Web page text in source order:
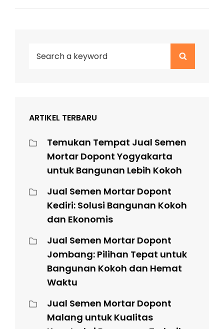
ARTIKEL TERBARU
Temukan Tempat Jual Semen
Mortar Dopont Yogyakarta
untuk Bangunan Lebih Kokoh
Jual Semen Mortar Dopont
Kediri: Solusi Bangunan Kokoh
dan Ekonomis
Jual Semen Mortar Dopont
Jombang: Pilihan Tepat untuk
Bangunan Kokoh dan Hemat
Waktu
Jual Semen Mortar Dopont
Malang untuk Kualitas